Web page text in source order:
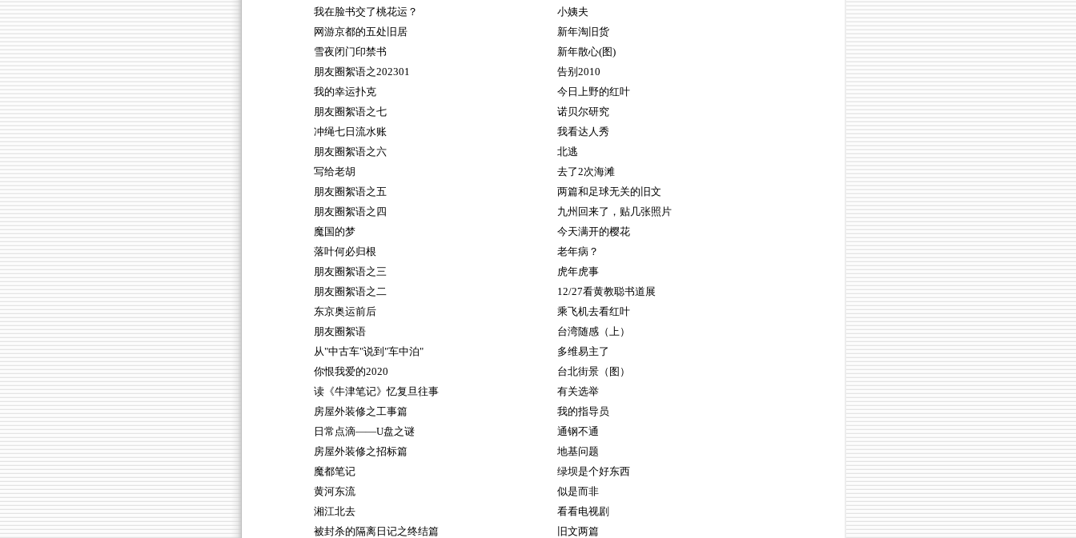
我在脸书交了桃花运？
网游京都的五处旧居
雪夜闭门印禁书
朋友圈絮语之202301
我的幸运扑克
朋友圈絮语之七
冲绳七日流水账
朋友圈絮语之六
写给老胡
朋友圈絮语之五
朋友圈絮语之四
魔国的梦
落叶何必归根
朋友圈絮语之三
朋友圈絮语之二
东京奥运前后
朋友圈絮语
从"中古车"说到"车中泊"
你恨我爱的2020
读《牛津笔记》忆复旦往事
房屋外装修之工事篇
日常点滴——U盘之谜
房屋外装修之招标篇
魔都笔记
黄河东流
湘江北去
被封杀的隔离日记之终结篇
小姨夫
新年淘旧货
新年散心(图)
告别2010
今日上野的红叶
诺贝尔研究
我看达人秀
北逃
去了2次海滩
两篇和足球无关的旧文
九州回来了，贴几张照片
今天满开的樱花
老年病？
虎年虎事
12/27看黄教聪书道展
乘飞机去看红叶
台湾随感（上）
多维易主了
台北街景（图）
有关选举
我的指导员
通钢不通
地基问题
绿坝是个好东西
似是而非
看看电视剧
旧文两篇